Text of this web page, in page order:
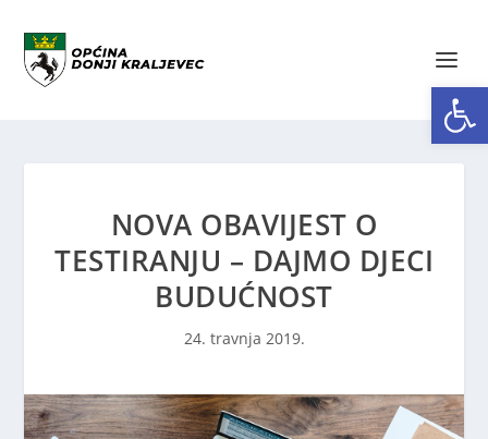
Open toolbar
NOVA OBAVIJEST O
TESTIRANJU – DAJMO DJECI
BUDUĆNOST
24. travnja 2019.